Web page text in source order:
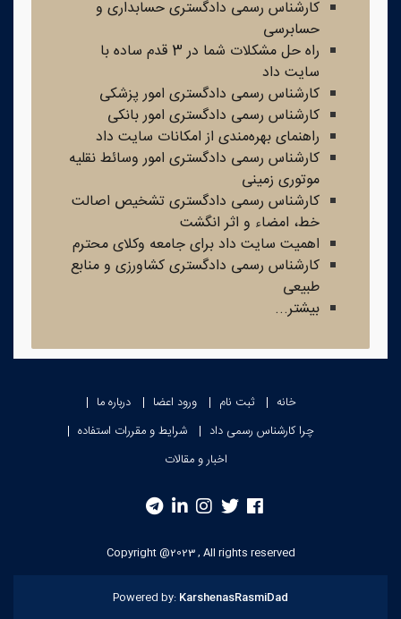
کارشناس رسمی دادگستری حسابداری و
حسابرسی
راه حل مشکلات شما در 3 قدم ساده با
سایت داد
کارشناس رسمی دادگستری امور پزشکی
کارشناس رسمی دادگستری امور بانکی
راهنمای بهره‌مندی از امکانات سایت داد
کارشناس رسمی دادگستری امور وسائط نقلیه
موتوری زمینی
کارشناس رسمی دادگستری تشخیص اصالت
خط، امضاء و اثر انگشت
اهمیت سایت داد برای جامعه وکلای محترم
کارشناس رسمی دادگستری کشاورزی و منابع
طبیعی
بیشتر...
خانه ثبت نام ورود اعضا
درباره ما
چرا کارشناس رسمی داد
شرایط و مقررات استفاده
اخبار و مقالات
Powered by: KarshenasRasmiDad
Copyright @2023 , All rights reserved